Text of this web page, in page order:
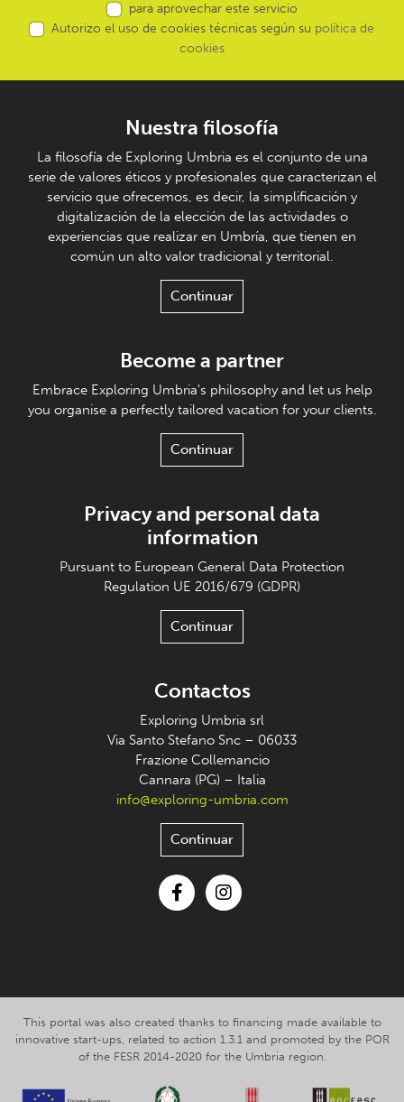
para aprovechar este servicio
Autorizo el uso de cookies técnicas según su política de
cookies
Nuestra filosofía
La filosofía de Exploring Umbria es el conjunto de una
serie de valores éticos y profesionales que caracterizan el
servicio que ofrecemos, es decir, la simplificación y
digitalización de la elección de las actividades o
experiencias que realizar en Umbría, que tienen en
común un alto valor tradicional y territorial.
Continuar
Become a partner
Embrace Exploring Umbria's philosophy and let us help
you organise a perfectly tailored vacation for your clients.
Continuar
Privacy and personal data
information
Pursuant to European General Data Protection
Regulation UE 2016/679 (GDPR)
Continuar
Contactos
Exploring Umbria srl
Via Santo Stefano Snc – 06033
Frazione Collemancio
Cannara (PG) – Italia
info@exploring-umbria.com
Continuar
This portal was also created thanks to financing made available to
innovative start-ups, related to action 1.3.1 and promoted by the POR
of the FESR 2014-2020 for the Umbria region.